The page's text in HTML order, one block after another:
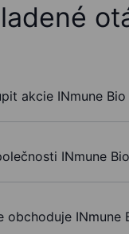
akcie INmune Bio
INmune
obchoduje INmune